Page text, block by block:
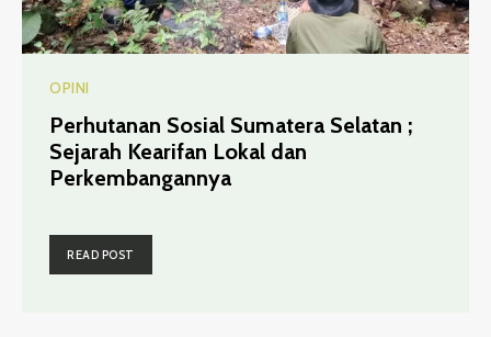
OPINI
Perhutanan Sosial Sumatera Selatan ;
Sejarah Kearifan Lokal dan
Perkembangannya
READ POST